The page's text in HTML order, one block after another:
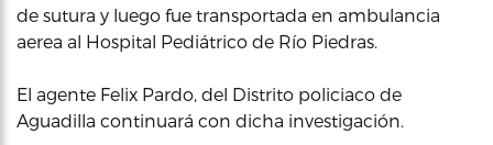
de sutura y luego fue transportada en ambulancia
aerea al Hospital Pediátrico de Río Piedras.
El agente Felix Pardo, del Distrito policiaco de
Aguadilla continuará con dicha investigación.